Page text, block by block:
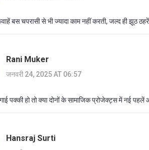
बस चपरासी से भी ज्यादा काम नहीं करती, जल्द ही झूठ
Rani Muker
जनवरी 24, 2025 AT 06:57
पक्की हो तो क्या दोनों के सामाजिक प्रोजेक्ट्स में नई पहलें
Hansraj Surti